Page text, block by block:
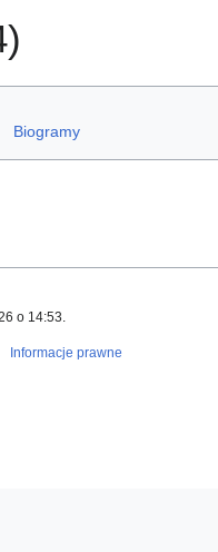
Biogramy
o 14:53.
Informacje prawne